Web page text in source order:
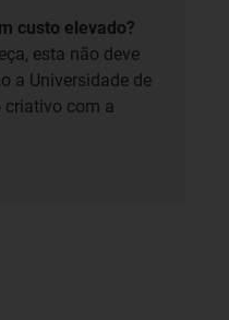
custo elevado?
esta não deve
a Universidade de
criativo com a